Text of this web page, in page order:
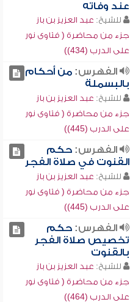
عند وفاته
للشيخ: عبد العزيز بن باز
جزء من محاضرة ( فتاوى نور
على الدرب (434))
الفهرس:من أحكام
بالبسملة
للشيخ: عبد العزيز بن باز
جزء من محاضرة ( فتاوى نور
على الدرب (445))
الفهرس:حكم
القنوت في صلاة الفجر
للشيخ: عبد العزيز بن باز
جزء من محاضرة ( فتاوى نور
على الدرب (445))
الفهرس:حكم
تخصيص صلاة الفجر
بالقنوت
للشيخ: عبد العزيز بن باز
جزء من محاضرة ( فتاوى نور
على الدرب (464))